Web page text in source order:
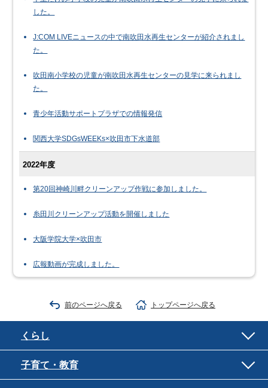
した。
J:COM LIVEニュースの中で南吹田水再生センターが紹介されまし
た。
吹田南小学校の児童が南吹田水再生センターの見学に来られまし
た。
青少年活動サポートプラザでの情報発信
関西大学SDGsWEEKs×吹田市下水道部
2022年度
第20回神崎川畔クリーンアップ作戦に参加しました。
糸田川クリーンアップ活動を開催しました
大阪学院大学×吹田市
広報動画が完成しました。
前のページへ戻る トップページへ戻る
くらし
子育て・教育